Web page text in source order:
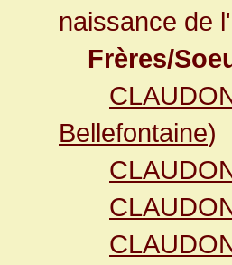
naissance de
Frères/
Bellefontaine)